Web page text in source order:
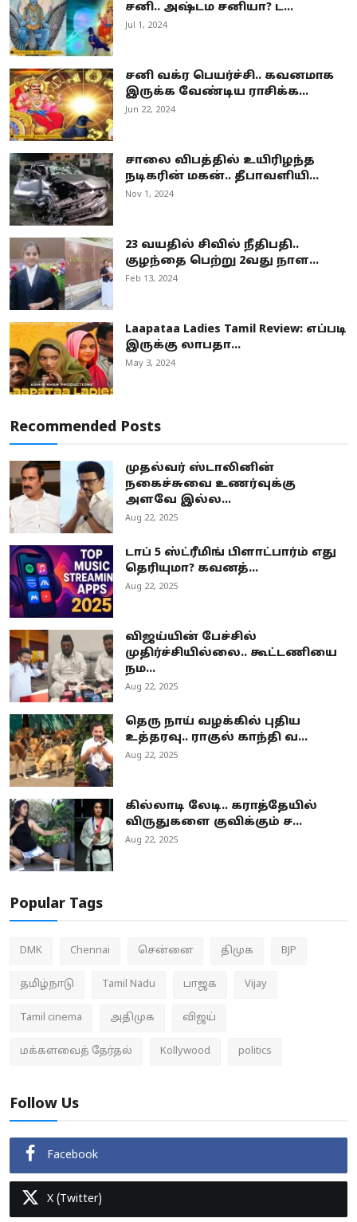
சனி.. அஷ்டம சனியா? ட...
Jul 1, 2024
சனி வக்ர பெயர்ச்சி.. கவனமாக
இருக்க வேண்டிய ராசிக்க...
Jun 22, 2024
சாலை விபத்தில் உயிரிழந்த
நடிகரின் மகன்.. தீபாவளியி...
Nov 1, 2024
23 வயதில் சிவில் நீதிபதி..
குழந்தை பெற்று 2வது நாள...
Feb 13, 2024
Laapataa Ladies Tamil Review: எப்படி
இருக்கு லாபதா...
May 3, 2024
Recommended Posts
முதல்வர் ஸ்டாலினின்
நகைச்சுவை உணர்வுக்கு
அளவே இல்ல...
Aug 22, 2025
டாப் 5 ஸ்ட்ரீமிங் பிளாட்பார்ம் எது
தெரியுமா? கவனத்...
Aug 22, 2025
விஜய்யின் பேச்சில்
முதிர்ச்சியில்லை.. கூட்டணியை
நம...
Aug 22, 2025
தெரு நாய் வழக்கில் புதிய
உத்தரவு.. ராகுல் காந்தி வ...
Aug 22, 2025
கில்லாடி லேடி.. கராத்தேயில்
விருதுகளை குவிக்கும் ச...
Aug 22, 2025
Popular Tags
DMK Chennai சென்னை திமுக BJP
தமிழ்நாடு Tamil Nadu பாஜக Vijay
Tamil cinema அதிமுக விஜய்
மக்களவைத் தேர்தல் Kollywood politics
Follow Us
Facebook
X (Twitter)